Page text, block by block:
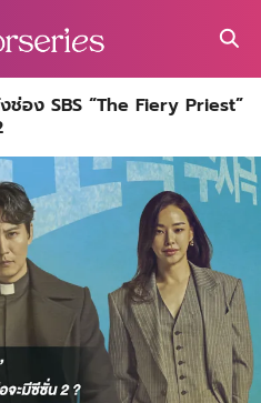
ช่อง SBS “The Fiery Priest”